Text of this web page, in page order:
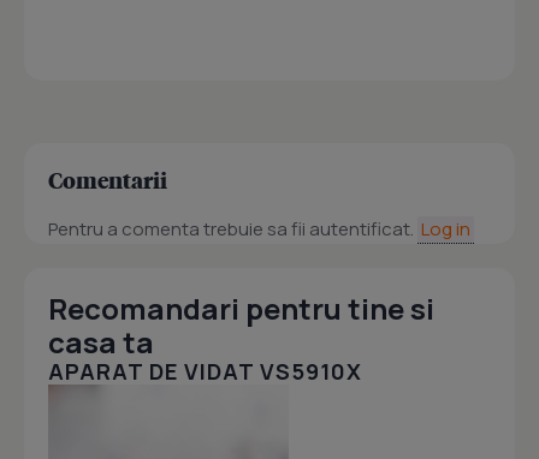
Comentarii
Pentru a comenta trebuie sa fii autentificat. Log in
Recomandari pentru tine si
casa ta
APARAT DE VIDAT VS5910X